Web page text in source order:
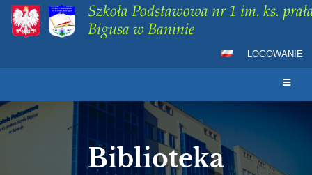
Szkoła Podstawowa nr 1 im. ks.
Bigusa w Baninie
LOGOWANIE
Biblioteka